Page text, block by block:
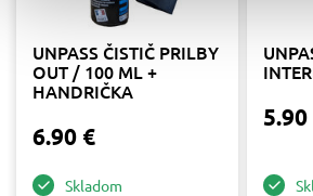
UNPASS ČISTIČ PRILBY
OUT / 100 ML +
HANDRIČKA
6.90 €
Skladom
5.90